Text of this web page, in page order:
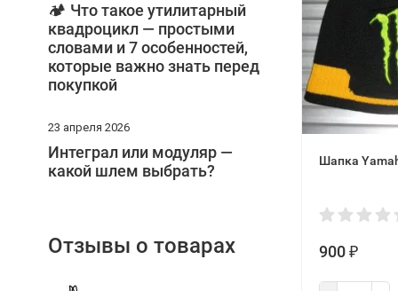
Шапка
900 ₽
🏕️ Что такое утилитарный
квадроцикл — простыми
словами и 7 особенностей,
которые важно знать перед
покупкой
23 апреля 2026
Интеграл или модуляр —
какой шлем выбрать?
Отзывы о товарах